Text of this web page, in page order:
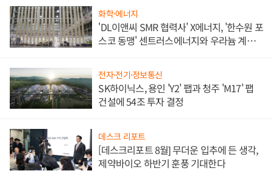
화학·에너지
'DL이앤씨 SMR 협력사' X에너지, '한수원 포
스코 동맹' 센트러스에너지와 우라늄 계약
전자·전기·정보통신
SK하이닉스, 용인 'Y2' 팹과 청주 'M17' 팹
건설에 54조 투자 결정
데스크 리포트
[데스크리포트 8월] 무더운 입추에 든 생각,
제약바이오 하반기 훈풍 기대한다